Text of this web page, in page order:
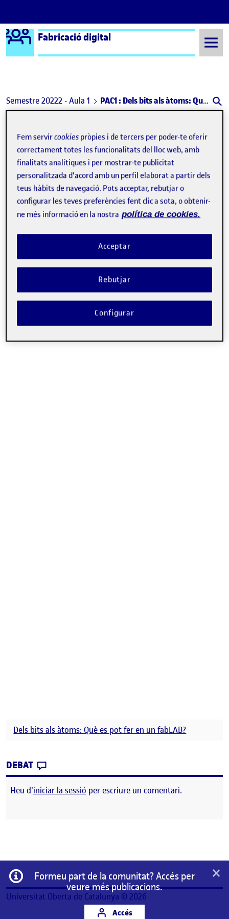
Saltar al contingut
Logo Ágora
Fabricació digital
Semestre 20222 - Aula 1 PAC1 : Dels bits als àtoms: Què es pot fer en un fabLAB?
Navegació d'entrades
Publicat perPAC1 : Dels bits als àtoms:
Publicat per
Adrià Palacín Casas
Visibilitat:
Públic -Data de publicació
14 Març 2023 -comentariel PAC1 : Dels bits als àtoms: Què es
Dels bits als àtoms: Què es pot fer en un fabLAB?
DEBAT
Heu d'iniciar la sessió per escriure un comentari.
Informació
Formeu part de la comunitat? Accés per
veure més publicacions.
Accés
×
Universitat Oberta de Catalunya © 2026
Fem servircookies pròpies i de tercers per poder-te oferir
correctament totes les funcionalitats del lloc web, amb
finalitats analítiques i per mostrar-te publicitat
personalitzada d'acord amb un perfil elaborat a partir dels
teus hàbits de navegació. Pots acceptar, rebutjar o
configurar les teves preferències fent clic a sota, o obtenir-
ne més informació en la nostra política de cookies.
Rebutjar
Acceptar
Configurar